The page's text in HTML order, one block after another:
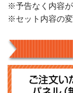
※予告なく内容が
※セット内容の変